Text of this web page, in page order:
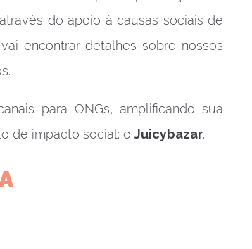
do apoio à causas sociais de
encontrar detalhes sobre nossos
para ONGs, amplificando sua
de impacto social: o Juicybazar.